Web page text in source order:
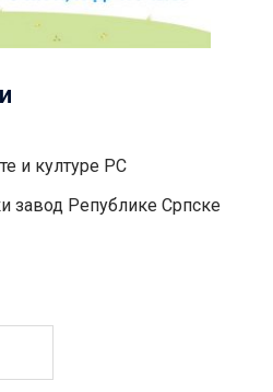
и културе РС
завод Републике Српске